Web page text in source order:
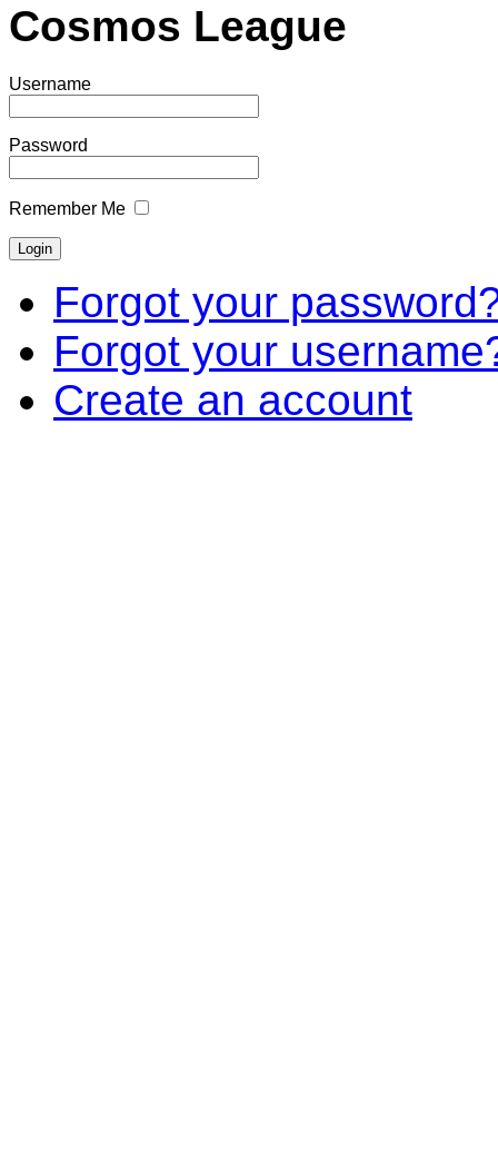
Cosmos League
Username
Password
Remember Me
Forgot your
Forgot your
Create an account